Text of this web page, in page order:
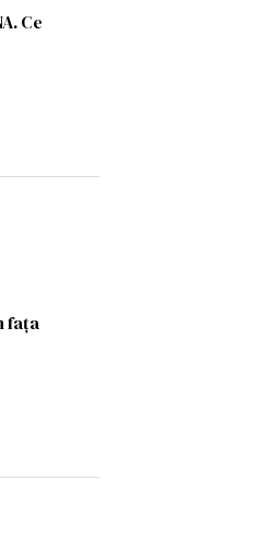
Ce
faţa